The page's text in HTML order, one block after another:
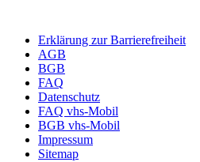
Erklärung zur Barrierefreiheit
AGB
BGB
FAQ
Datenschutz
FAQ vhs-Mobil
BGB vhs-Mobil
Impressum
Sitemap